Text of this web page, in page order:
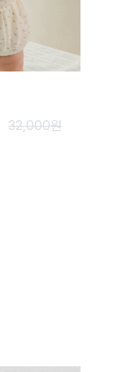
32,000원